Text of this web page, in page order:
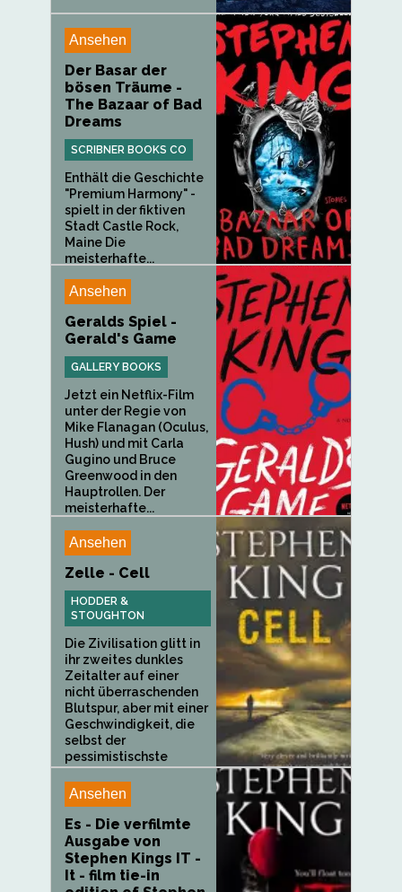
Ansehen
Der Basar der
bösen Träume -
The Bazaar of Bad
Dreams
SCRIBNER BOOKS CO
Enthält die Geschichte
"Premium Harmony" -
spielt in der fiktiven
Stadt Castle Rock,
Maine Die
meisterhafte...
Ansehen
Geralds Spiel -
Gerald's Game
GALLERY BOOKS
Jetzt ein Netflix-Film
unter der Regie von
Mike Flanagan (Oculus,
Hush) und mit Carla
Gugino und Bruce
Greenwood in den
Hauptrollen. Der
meisterhafte...
Ansehen
Zelle - Cell
HODDER &
STOUGHTON
Die Zivilisation glitt in
ihr zweites dunkles
Zeitalter auf einer
nicht überraschenden
Blutspur, aber mit einer
Geschwindigkeit, die
selbst der
pessimistischste
Futurist...
Ansehen
Es - Die verfilmte
Ausgabe von
Stephen Kings IT -
It - film tie-in